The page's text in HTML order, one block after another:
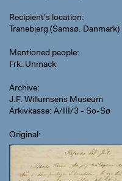
Recipient's location
Tranebjerg (Samsø. Danmark)
Mentioned people
Frk. Unmack
Archive
J.F. Willumsens Museum
Arkivkasse: A/III/3 - So-Sø
Original